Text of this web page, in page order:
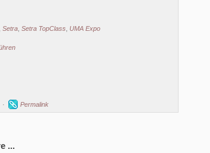
Setra Setra TopClass UMA Expo
Permalink
...